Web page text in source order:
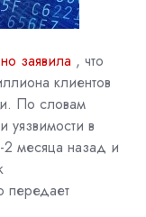
заявила , что
клиентов
По словам
уязвимости в
месяца назад и
передает